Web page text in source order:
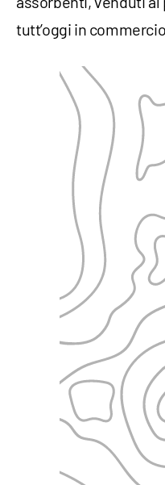
tutt’oggi in